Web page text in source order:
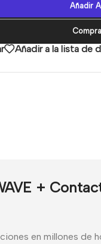
Añadir
Añadir a la lista de
+
en millones de